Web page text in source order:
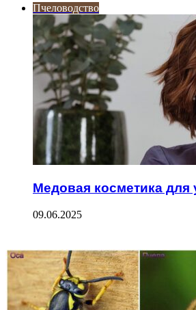
Пчеловодство
Медовая косметика для
09.06.2025